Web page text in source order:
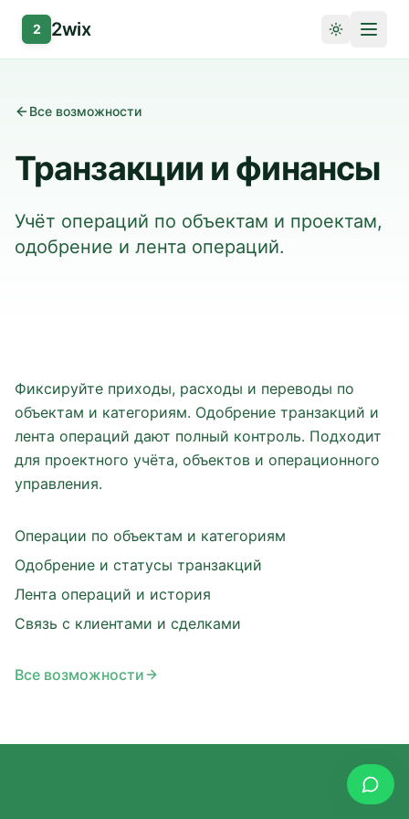
2 2wix
Все возможности
Транзакции и финансы
Учёт операций по объектам и проектам,
одобрение и лента операций.
Фиксируйте приходы, расходы и переводы по
объектам и категориям. Одобрение транзакций и
лента операций дают полный контроль. Подходит
для проектного учёта, объектов и операционного
управления.
Операции по объектам и категориям
Одобрение и статусы транзакций
Лента операций и история
Связь с клиентами и сделками
Все возможности